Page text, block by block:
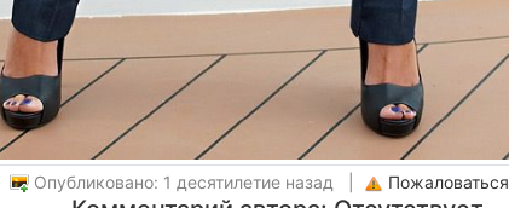
Опубликовано: 1 десятилетие назад | Пожаловаться